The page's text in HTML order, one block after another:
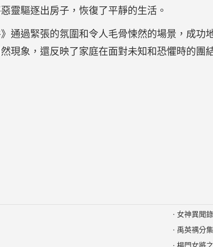
靈驅逐出房子，恢復了平靜的生活。
》通過緊張的氛圍和令人毛骨悚然的場景，成
現象，還反映了家庭在面對未知和恐懼時的團
· 女神異聞
· 禹英禑分